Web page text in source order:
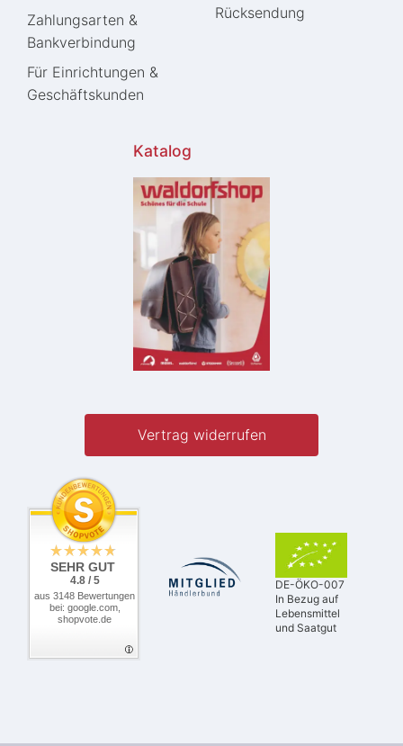
Zahlungsarten &
Bankverbindung
Für Einrichtungen &
Geschäftskunden
Rücksendung
Katalog
Vertrag widerrufen
SEHR GUT
4.8 / 5
aus 3148 Bewertungen
bei: google.com,
shopvote.de
DE-ÖKO-007
In Bezug auf
Lebensmittel
und Saatgut